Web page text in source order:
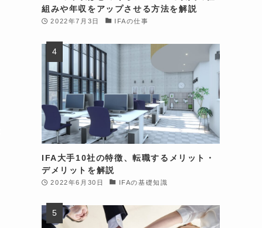
組みや年収をアップさせる方法を解説
2022年7月3日 IFAの仕事
IFA大手10社の特徴、転職するメリット・
デメリットを解説
2022年6月30日 IFAの基礎知識